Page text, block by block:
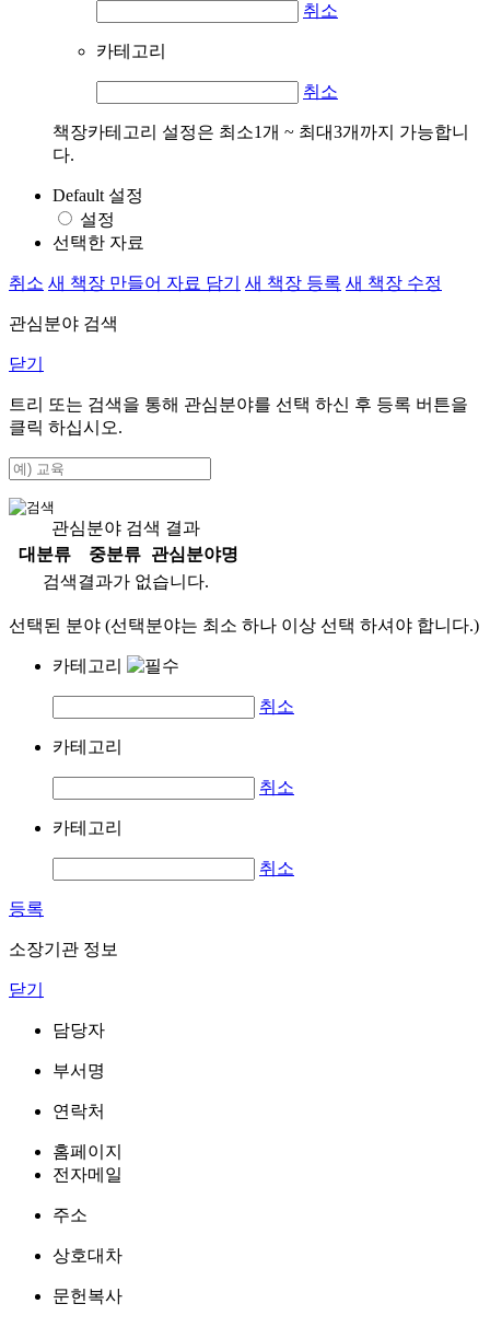
취소
카테고리
취소
책장카테고리 설정은 최소1개 ~ 최대3개까지 가능합니
다.
Default 설정
설정
선택한 자료
취소 새 책장 만들어 자료 담기 새 책장 등록 새 책장 수정
관심분야 검색
닫기
트리 또는 검색을 통해 관심분야를 선택 하신 후 등록 버튼을
클릭 하십시오.
관심분야 검색 결과
대분류
중분류
관심분야명
검색결과가 없습니다.
선택된 분야 (선택분야는 최소 하나 이상 선택 하셔야 합니다.)
카테고리
취소
카테고리
취소
카테고리
취소
등록
소장기관 정보
닫기
담당자
부서명
연락처
홈페이지
전자메일
주소
상호대차
문헌복사